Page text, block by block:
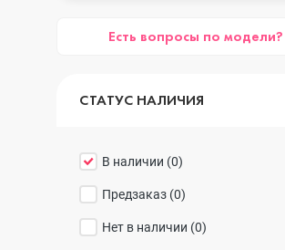
OnePlus
Realme
Есть вопросы по модели?
СТАТУС НАЛИЧИЯ
В наличии (0)
Предзаказ (0)
Нет в наличии (0)